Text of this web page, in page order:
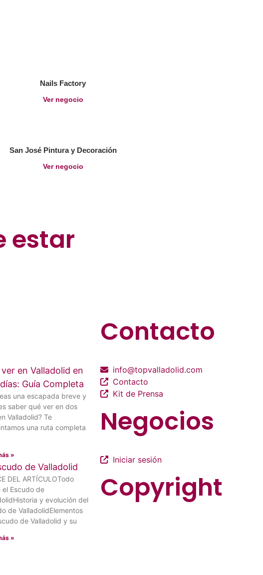
Nails Factory
Ver negocio
San José Pintura y Decoración
Ver negocio
estar
ver en Valladolid en
Guía Completa
una escapada breve y
saber qué ver en dos
Valladolid? Te
una ruta completa
»
de Valladolid
DEL ARTÍCULOTodo
el Escudo de
y evolución del
de ValladolidElementos
de Valladolid y su
»
Contacto
info@topvalladolid.com
Contacto
Kit de Prensa
Negocios
Iniciar sesión
Copyright